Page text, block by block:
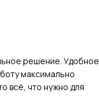
решение. Удобное
максимально
всё, что нужно для